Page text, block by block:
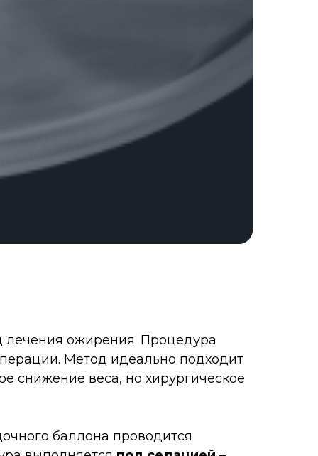
лечения ожирения. Процедура
Метод идеально подходит
снижение веса, но хирургическое
баллона проводится